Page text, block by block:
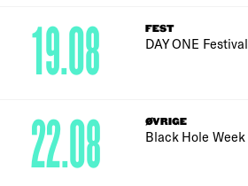
FEST
DAY ONE Festival
19.08
ØVRIGE
Black Hole Week
22.08